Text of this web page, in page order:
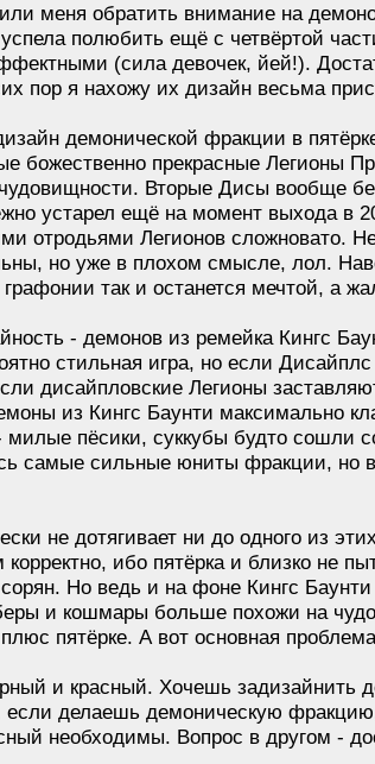
меня обратить внимание на
полюбить ещё с четвёртой
(сила девочек, йей!).
пор я нахожу их дизайн весьма
демонической фракции в
божественно прекрасные Легионы
Вторые Дисы вообще
устарел ещё на момент выхода
отродьями Легионов сложновато.
но уже в плохом смысле, лол.
так и останется мечтой, а
- демонов из ремейка Кингс
стильная игра, но если
дисайпловские Легионы
из Кингс Баунти максимально
пёсики, суккубы будто сошли
самые сильные юниты фракции,
не дотягивает ни до одного из
ибо пятёрка и близко не
Но ведь и на фоне Кингс
и кошмары больше похожи на
пятёрке. А вот основная
и красный. Хочешь
делаешь демоническую
необходимы. Вопрос в другом -